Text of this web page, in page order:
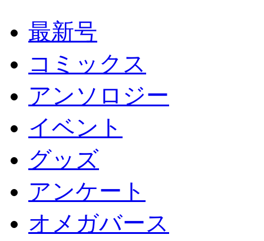
最新号
コミックス
アンソロジー
イベント
グッズ
アンケート
オメガバース